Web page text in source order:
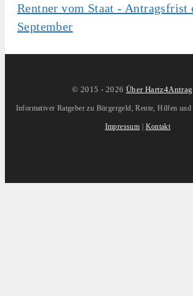
© 2015 - 2026 Über
Informativer Ratgeber zu Bürgergeld, Rente, Hilfen und
Impressum | Kontakt